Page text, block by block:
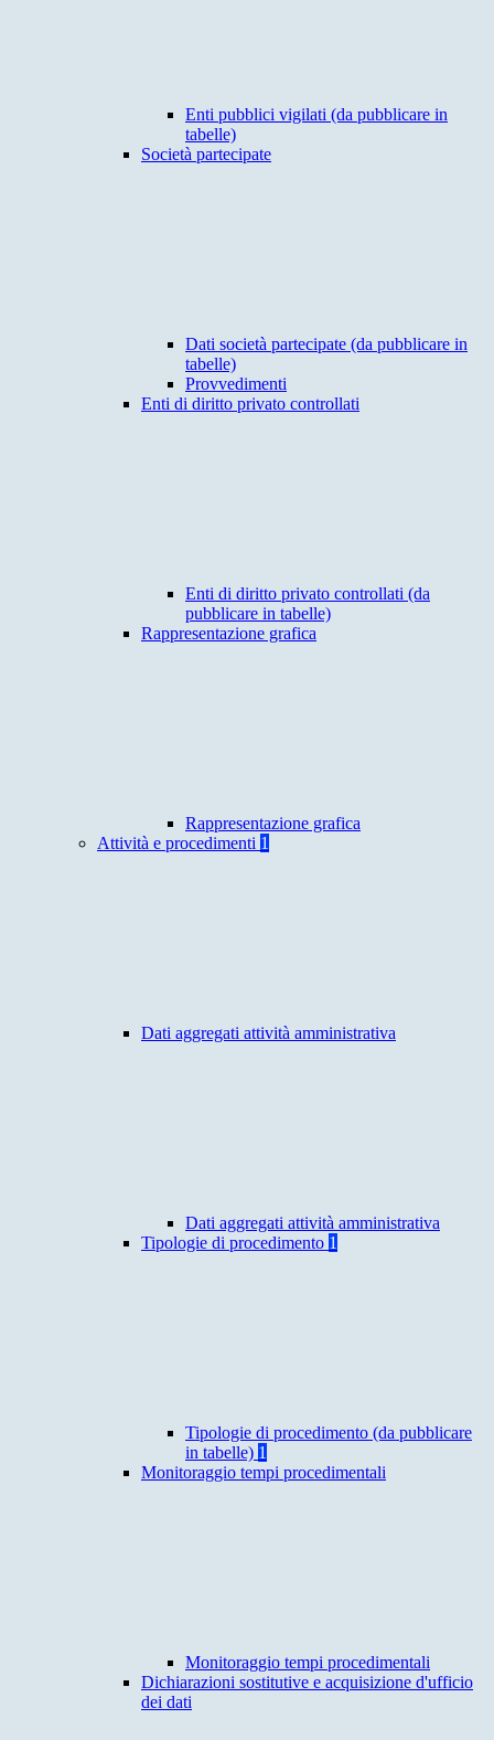
Enti pubblici vigilati (da pubblicare in
tabelle)
Società partecipate
Dati società partecipate (da pubblicare in
tabelle)
Provvedimenti
Enti di diritto privato controllati
Enti di diritto privato controllati (da
pubblicare in tabelle)
Rappresentazione grafica
Rappresentazione grafica
Attività e procedimenti 1
Dati aggregati attività amministrativa
Dati aggregati attività amministrativa
Tipologie di procedimento 1
Tipologie di procedimento (da pubblicare
in tabelle) 1
Monitoraggio tempi procedimentali
Monitoraggio tempi procedimentali
Dichiarazioni sostitutive e acquisizione d'ufficio
dei dati